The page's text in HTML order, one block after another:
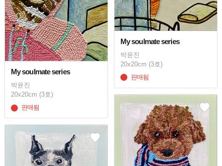
My soulmate series
박윤진
20x20cm (3호)
판매됨
My soulmate series
박윤진
20x20cm (3호)
판매됨